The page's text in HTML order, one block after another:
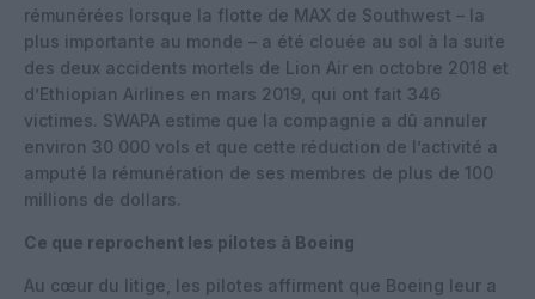
rémunérées lorsque la flotte de MAX de Southwest – la
plus importante au monde – a été clouée au sol à la suite
des deux accidents mortels de Lion Air en octobre 2018 et
d’Ethiopian Airlines en mars 2019, qui ont fait 346
victimes. SWAPA estime que la compagnie a dû annuler
environ 30 000 vols et que cette réduction de l’activité a
amputé la rémunération de ses membres de plus de 100
millions de dollars.
Ce que reprochent les pilotes à Boeing
Au cœur du litige, les pilotes affirment que Boeing leur a